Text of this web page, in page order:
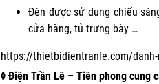
Đèn được sử dụng chiếu
cửa hàng, tủ trưng bày …
https://thietbidientranle.com/
◊ Điện Trần Lê – Tiên phong cung